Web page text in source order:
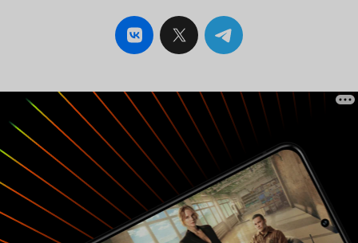
шоком, в отличие от большинства фильмов
подобного жанра, что тоже плюс, придающий
как многослойность фильма нивелирует
манеру. Считаю, что именно этот фильм
является визитной карточкой Мэриэн Дора,
как режиссера из мира андерграунда, и
именно этот стоит посмотреть жаждущему,
вместо самой известной его работы. Без
оценки.